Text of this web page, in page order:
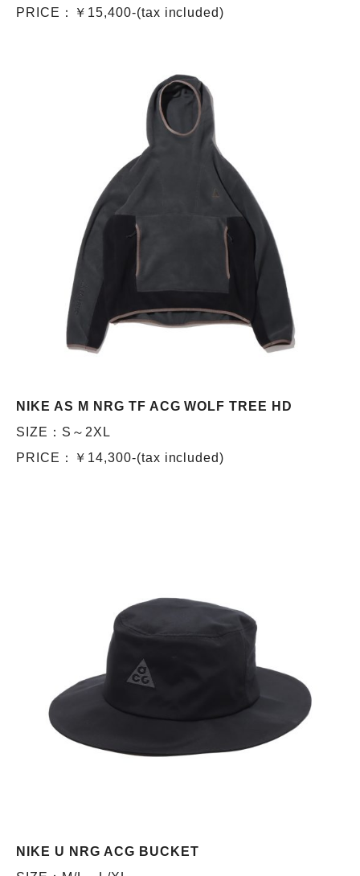
PRICE：￥15,400-(tax included)
NIKE AS M NRG TF ACG WOLF TREE HD
SIZE：S～2XL
PRICE：￥14,300-(tax included)
NIKE U NRG ACG BUCKET